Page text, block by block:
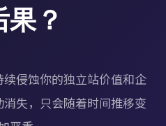
果？
侵蚀你的独立站价值和企
失，只会随着时间推移变